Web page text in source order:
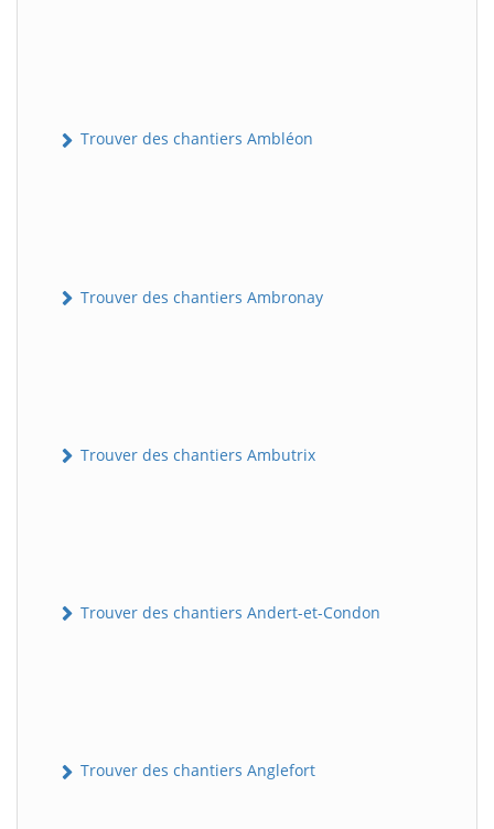
Trouver des chantiers Ambléon
Trouver des chantiers Ambronay
Trouver des chantiers Ambutrix
Trouver des chantiers Andert-et-Condon
Trouver des chantiers Anglefort